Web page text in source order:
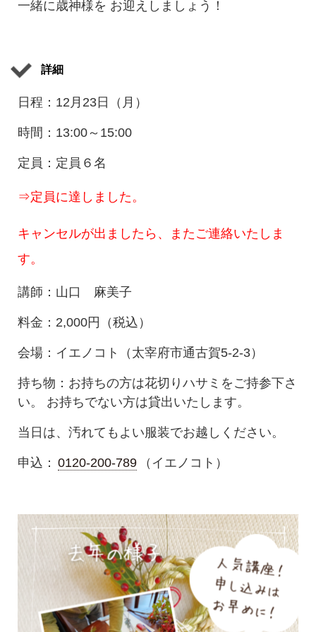
一緒に歳神様を お迎えしましょう！
詳細
日程：12月23日（月）
時間：13:00～15:00
定員：定員６名
⇒定員に達しました。
キャンセルが出ましたら、またご連絡いたしま
す。
講師：山口 麻美子
料金：2,000円（税込）
会場：イエノコト（太宰府市通古賀5-2-3）
持ち物：お持ちの方は花切りハサミをご持参下さ
い。 お持ちでない方は貸出いたします。
当日は、汚れてもよい服装でお越しください。
申込： 0120-200-789 （イエノコト）